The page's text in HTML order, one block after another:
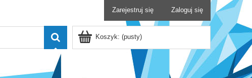
Zarejestruj się Zaloguj się
Koszyk: (pusty)